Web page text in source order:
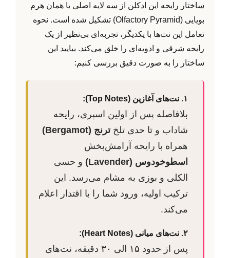
ساختار رایحه این ادکلن از سه لایه اصلی یا همان هرم
بویایی (Olfactory Pyramid) تشکیل شده است. نحوه
تعامل این نت‌ها با یکدیگر، تجربه‌ای بی‌نظیر از یک
رایحه شرقی و ادویه‌ای را خلق می‌کند. بیایید این
ساختار را به صورت دقیق بررسی کنیم:
۱. نت‌های آغازین (Top Notes):
بلافاصله پس از اولین اسپری، رایحه
شاداب و تا حدی تلخ ترنج (Bergamot)
همراه با رایحه آرامش‌بخش
اسطوخودوس (Lavender)
و حسی
الکلی و بوزی به مشام می‌رسد. این
ترکیب اولیه، ورود شما را با اقتدار اعلام
می‌کند.
۲. نت‌های میانی (Heart Notes):
پس از حدود ۱۵ الی ۳۰ دقیقه، نت‌های